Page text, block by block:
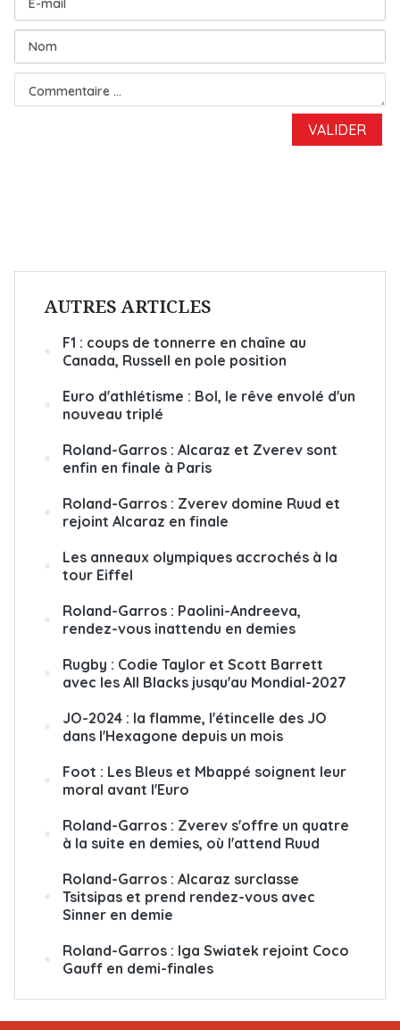
AUTRES ARTICLES
F1 : coups de tonnerre en chaîne au
Canada, Russell en pole position
Euro d'athlétisme : Bol, le rêve envolé d'un
nouveau triplé
Roland-Garros : Alcaraz et Zverev sont
enfin en finale à Paris
Roland-Garros : Zverev domine Ruud et
rejoint Alcaraz en finale
Les anneaux olympiques accrochés à la
tour Eiffel
Roland-Garros : Paolini-Andreeva,
rendez-vous inattendu en demies
Rugby : Codie Taylor et Scott Barrett
avec les All Blacks jusqu'au Mondial-2027
JO-2024 : la flamme, l'étincelle des JO
dans l'Hexagone depuis un mois
Foot : Les Bleus et Mbappé soignent leur
moral avant l'Euro
Roland-Garros : Zverev s'offre un quatre
à la suite en demies, où l'attend Ruud
Roland-Garros : Alcaraz surclasse
Tsitsipas et prend rendez-vous avec
Sinner en demie
Roland-Garros : Iga Swiatek rejoint Coco
Gauff en demi-finales